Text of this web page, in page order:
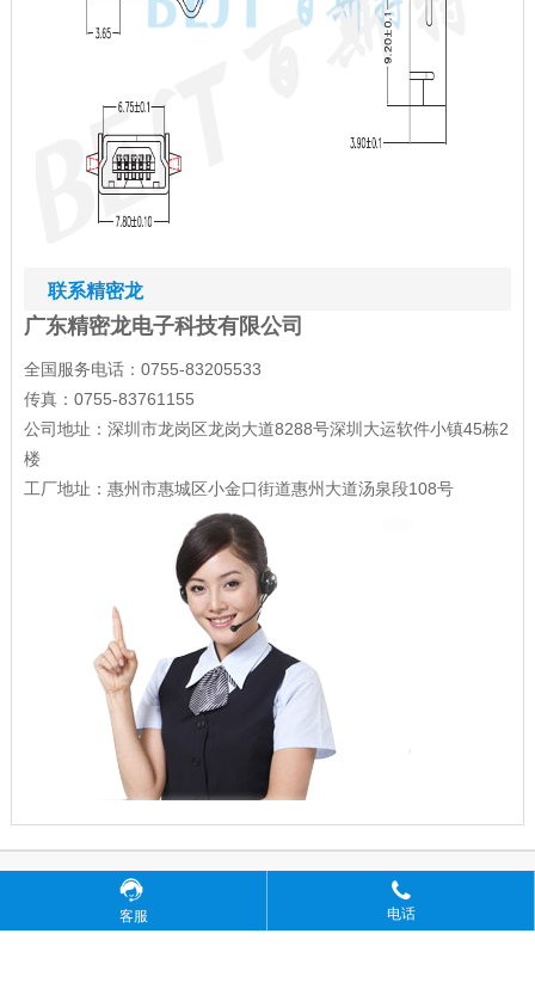
联系精密龙
广东精密龙电子科技有限公司
全国服务电话：0755-83205533
传真：0755-83761155
公司地址：深圳市龙岗区龙岗大道8288号深圳大运软件小镇45栋2
楼
工厂地址：惠州市惠城区小金口街道惠州大道汤泉段108号
Copyright © 广东精密龙电子科技有限公司 版权所有
客服 电话